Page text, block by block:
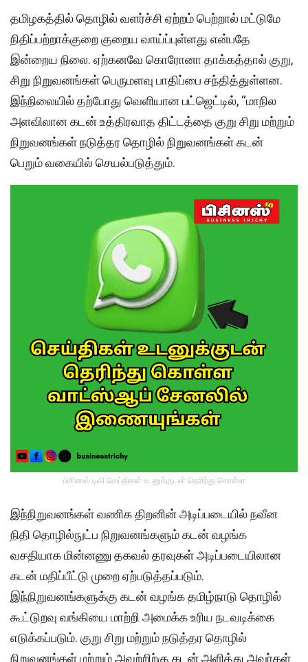
தமிழகத்தில் தொழில் வளர்ச்சி ஏற்றம் பெற்றால் மட்டுமே
நிதிப்பற்றாக்குறை குறைய வாய்ப்புள்ளது என்பதே
இன்றைய நிலை. ஏற்கனவே கொரோனா தாக்கத்தால் குறு,
சிறு நிறுவனங்கள் பெருமளவு பாதிப்பை சந்தித்துள்ளன.
இந்நிலையில் தற்போது வெளியான பட்ஜெட்டில், “மாநில
அளவிலான கடன் உத்திரவாத திட்டத்தை குறு சிறு மற்றும்
நிறுவனங்கள் நடுத்தர தொழில் நிறுவனங்கள் கடன்
பெறும் வகையில் செயல்படுத்தும்.
பிசினஸ் டிவி செய்திகள் உடனுக்குடன் தெரிந்து கொள்ள
இந்நிறுவனங்கள் வணிக திறனின் அடிப்படையில் நவீன
நிதி தொழில்நுட்ப நிறுவனங்களும் கடன் வழங்க
வசதியாக மின்னணு தகவல் தரவுகள் அடிப்படையிலான
கடன் மதிப்பீட்டு முறை ஏற்படுத்தப்படும்.
இந்நிறுவனங்களுக்கு கடன் வழங்க தமிழ்நாடு தொழில்
கூட்டுறவு வங்கியை மாற்றி அமைக்க உரிய நடவடிக்கை
எடுக்கப்படும். குறு சிறு மற்றும் நடுத்தர தொழில்
நிறுவனங்கள் மற்றும் அவற்றிற்கு கடன் அளித்து அவர்கள்